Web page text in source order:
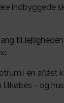
indbyggede
til
i en aflåst
tilkøbes - og